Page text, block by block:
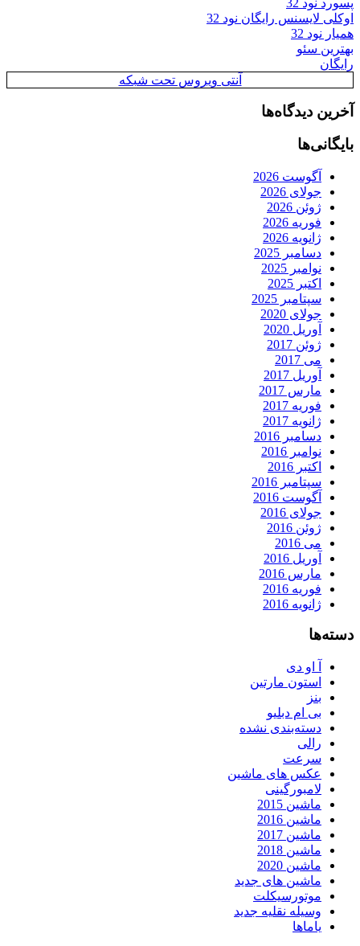
اوکلی لایسنس رایگان نود 32
همیار نود 32
بهترین سئو
رایگان
آنتی ویروس تحت شبکه
آخرین دیدگاه‌ها
بایگانی‌ها
آگوست 2026
جولای 2026
ژوئن 2026
فوریه 2026
ژانویه 2026
دسامبر 2025
نوامبر 2025
اکتبر 2025
سپتامبر 2025
جولای 2020
آوریل 2020
ژوئن 2017
می 2017
آوریل 2017
مارس 2017
فوریه 2017
ژانویه 2017
دسامبر 2016
نوامبر 2016
اکتبر 2016
سپتامبر 2016
آگوست 2016
جولای 2016
ژوئن 2016
می 2016
آوریل 2016
مارس 2016
فوریه 2016
ژانویه 2016
دسته‌ها
آ او دی
استون مارتین
بنز
بی ام دبلیو
دسته‌بندی نشده
رالی
سرعت
عکس های ماشین
لامبورگینی
ماشین 2015
ماشین 2016
ماشین 2017
ماشین 2018
ماشین 2020
ماشین های جدید
موتورسیکلت
وسیله نقلیه جدید
یاماها